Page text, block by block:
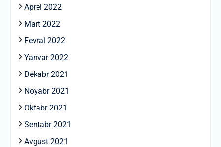
Aprel 2022
Mart 2022
Fevral 2022
Yanvar 2022
Dekabr 2021
Noyabr 2021
Oktabr 2021
Sentabr 2021
Avgust 2021